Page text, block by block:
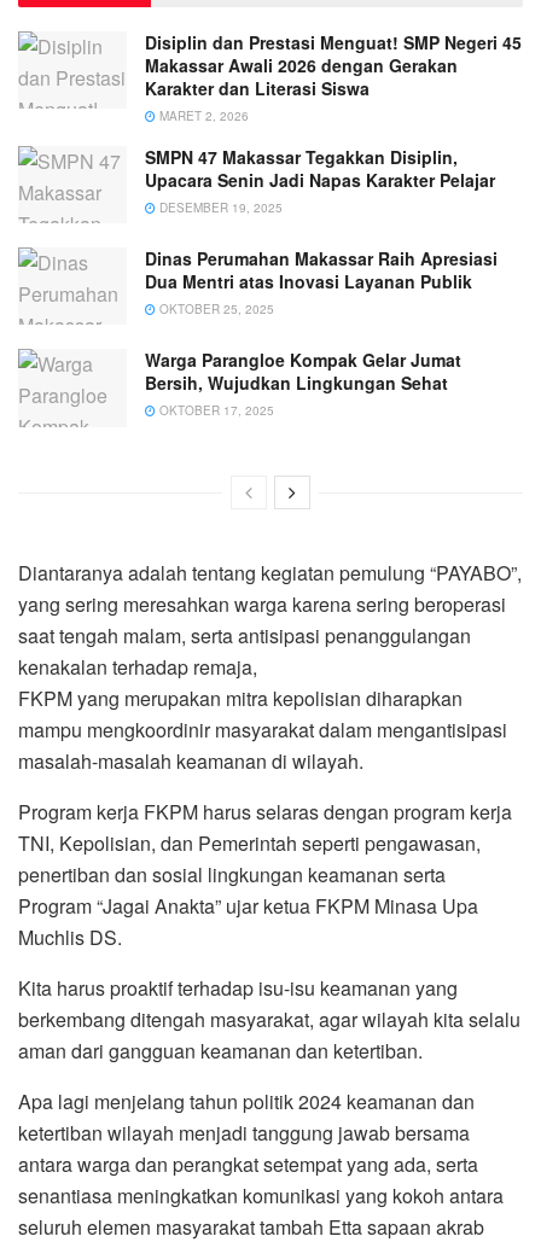
Disiplin dan Prestasi Menguat! SMP Negeri 45
Makassar Awali 2026 dengan Gerakan
Karakter dan Literasi Siswa
MARET 2, 2026
SMPN 47 Makassar Tegakkan Disiplin,
Upacara Senin Jadi Napas Karakter Pelajar
DESEMBER 19, 2025
Dinas Perumahan Makassar Raih Apresiasi
Dua Mentri atas Inovasi Layanan Publik
OKTOBER 25, 2025
Warga Parangloe Kompak Gelar Jumat
Bersih, Wujudkan Lingkungan Sehat
OKTOBER 17, 2025
Diantaranya adalah tentang kegiatan pemulung “PAYABO”,
yang sering meresahkan warga karena sering beroperasi
saat tengah malam, serta antisipasi penanggulangan
kenakalan terhadap remaja,
FKPM yang merupakan mitra kepolisian diharapkan
mampu mengkoordinir masyarakat dalam mengantisipasi
masalah-masalah keamanan di wilayah.
Program kerja FKPM harus selaras dengan program kerja
TNI, Kepolisian, dan Pemerintah seperti pengawasan,
penertiban dan sosial lingkungan keamanan serta
Program “Jagai Anakta” ujar ketua FKPM Minasa Upa
Muchlis DS.
Kita harus proaktif terhadap isu-isu keamanan yang
berkembang ditengah masyarakat, agar wilayah kita selalu
aman dari gangguan keamanan dan ketertiban.
Apa lagi menjelang tahun politik 2024 keamanan dan
ketertiban wilayah menjadi tanggung jawab bersama
antara warga dan perangkat setempat yang ada, serta
senantiasa meningkatkan komunikasi yang kokoh antara
seluruh elemen masyarakat tambah Etta sapaan akrab